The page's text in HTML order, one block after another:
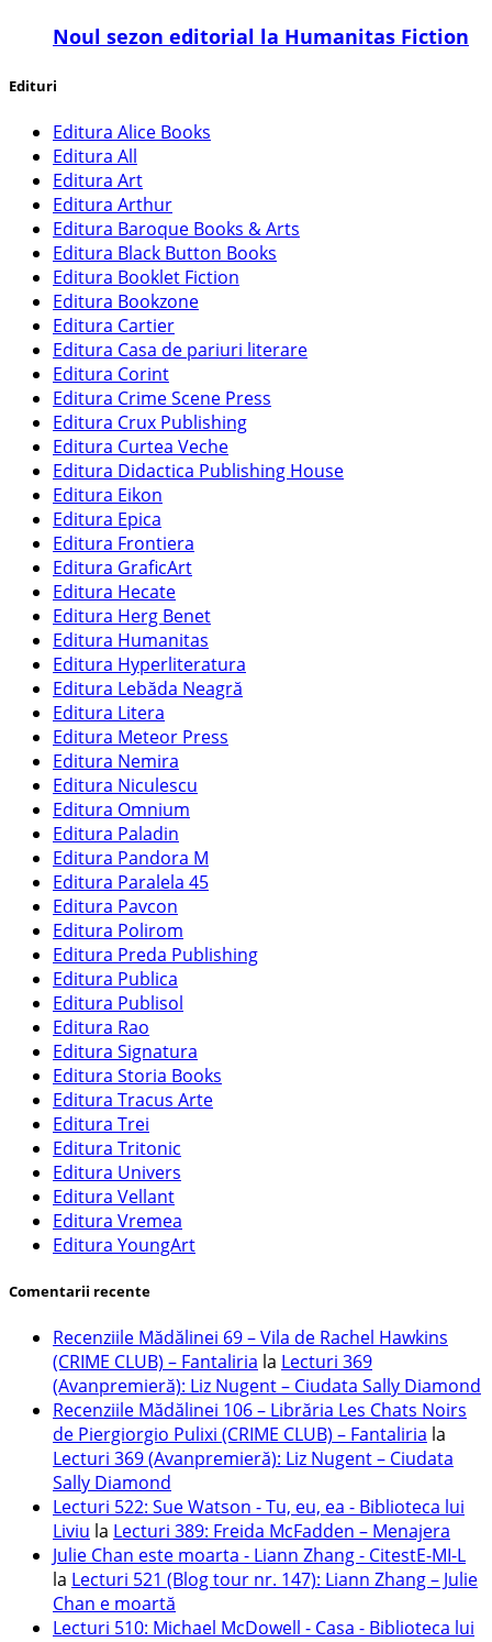
​Noul sezon editorial la Humanitas Fiction
Edituri
Editura Alice Books
Editura All
Editura Art
Editura Arthur
Editura Baroque Books & Arts
Editura Black Button Books
Editura Booklet Fiction
Editura Bookzone
Editura Cartier
Editura Casa de pariuri literare
Editura Corint
Editura Crime Scene Press
Editura Crux Publishing
Editura Curtea Veche
Editura Didactica Publishing House
Editura Eikon
Editura Epica
Editura Frontiera
Editura GraficArt
Editura Hecate
Editura Herg Benet
Editura Humanitas
Editura Hyperliteratura
Editura Lebăda Neagră
Editura Litera
Editura Meteor Press
Editura Nemira
Editura Niculescu
Editura Omnium
Editura Paladin
Editura Pandora M
Editura Paralela 45
Editura Pavcon
Editura Polirom
Editura Preda Publishing
Editura Publica
Editura Publisol
Editura Rao
Editura Signatura
Editura Storia Books
Editura Tracus Arte
Editura Trei
Editura Tritonic
Editura Univers
Editura Vellant
Editura Vremea
Editura YoungArt
Comentarii recente
Recenziile Mădălinei 69 – Vila de Rachel Hawkins
(CRIME CLUB) – Fantaliria la Lecturi 369
(Avanpremieră): Liz Nugent – Ciudata Sally Diamond
Recenziile Mădălinei 106 – Librăria Les Chats Noirs
de Piergiorgio Pulixi (CRIME CLUB) – Fantaliria la
Lecturi 369 (Avanpremieră): Liz Nugent – Ciudata
Sally Diamond
Lecturi 522: Sue Watson - Tu, eu, ea - Biblioteca lui
Liviu la Lecturi 389: Freida McFadden – Menajera
Julie Chan este moarta - Liann Zhang - CitestE-MI-L
la Lecturi 521 (Blog tour nr. 147): Liann Zhang – Julie
Chan e moartă
Lecturi 510: Michael McDowell - Casa - Biblioteca lui